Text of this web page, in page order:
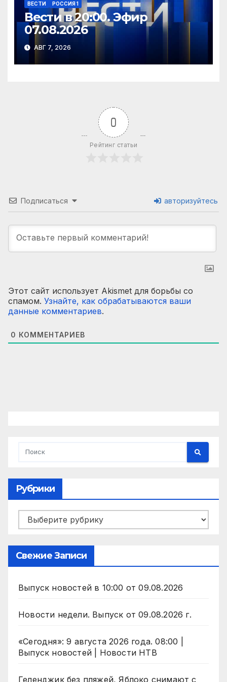
ВЕСТИ РОССИЯ 1
Вести в 20:00. Эфир
07.08.2026
АВГ 7, 2026
0
Рейтинг статьи
Подписаться авторизуйтесь
Этот сайт использует Akismet для борьбы со
спамом. Узнайте, как обрабатываются ваши
данные комментариев.
0 КОММЕНТАРИЕВ
Рубрики
Рубрики
Свежие Записи
Выпуск новостей в 10:00 от 09.08.2026
Новости недели. Выпуск от 09.08.2026 г.
«Сегодня»: 9 августа 2026 года. 08:00 |
Выпуск новостей | Новости НТВ
Геленджик без пляжей, Яблоко снимают с